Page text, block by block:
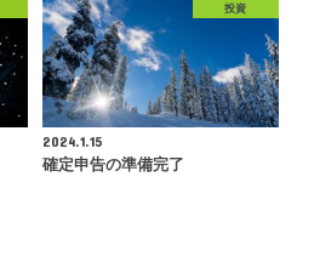
投資
2024.1.15
確定申告の準備完了